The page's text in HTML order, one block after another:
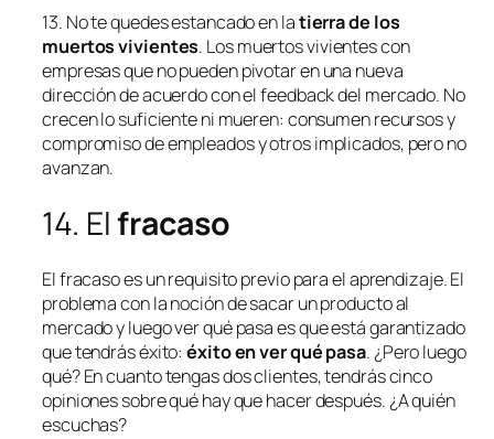
13. No te quedes estancado en latierra de los
muertos vivientes. Los muertos vivientes con
empresas que no pueden pivotar en una nueva
dirección de acuerdo con el feedback del mercado. No
crecen lo suficiente ni mueren: consumen recursos y
compromiso de empleados y otros implicados, pero no
avanzan.
14. Elfracaso
El fracaso es un requisito previo para el aprendizaje. El
problema con la noción de sacar un producto al
mercado y luego ver qué pasa es que está garantizado
que tendrás éxito:éxito en ver qué pasa. ¿Pero luego
qué? En cuanto tengas dos clientes, tendrás cinco
opiniones sobre qué hay que hacer después. ¿A quién
escuchas?